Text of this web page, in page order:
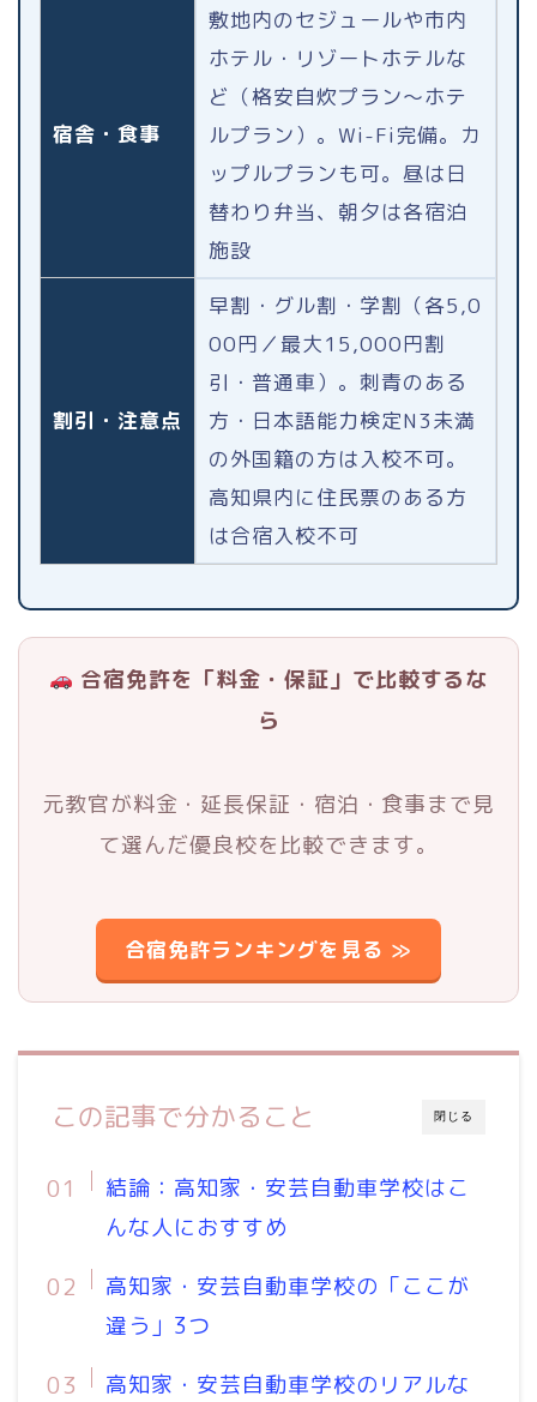
宿舎・食事
敷地内のセジュールや市内
ホテル・リゾートホテルな
ど（格安自炊プラン〜ホテ
ルプラン）。Wi-Fi完備。カ
ップルプランも可。昼は日
替わり弁当、朝夕は各宿泊
施設
割引・注意点
早割・グル割・学割（各5,0
00円／最大15,000円割
引・普通車）。刺青のある
方・日本語能力検定N3未満
の外国籍の方は入校不可。
高知県内に住民票のある方
は合宿入校不可
合宿免許を「料金・保証」で比較するな
ら
元教官が料金・延長保証・宿泊・食事まで見
て選んだ優良校を比較できます。
合宿免許ランキングを見る ≫
閉じる
この記事で分かること
結論：高知家・安芸自動車学校はこ
んな人におすすめ
高知家・安芸自動車学校の「ここが
違う」3つ
高知家・安芸自動車学校のリアルな